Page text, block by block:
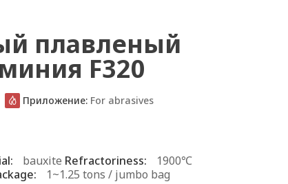
плавленый
F320
 Приложение: For abrasives
bauxite Refractoriness:
1900℃
1~1.25 tons / jumbo bag